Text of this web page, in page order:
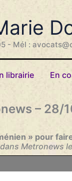
- Mél :
librairie En
– 28/
» pour
Metronews